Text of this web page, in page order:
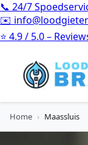
📞 24/7
✉️
⭐ 4.9 / 5.0 –
Home › Maassluis